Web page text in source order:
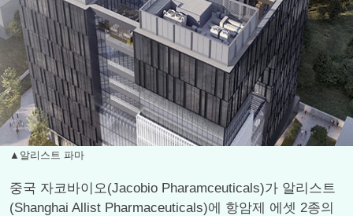
▲알리스트 파마
중국 자코바이오(Jacobio Pharamceuticals)가 알리스트
(Shanghai Allist Pharmaceuticals)에 항암제 에셋 2종의